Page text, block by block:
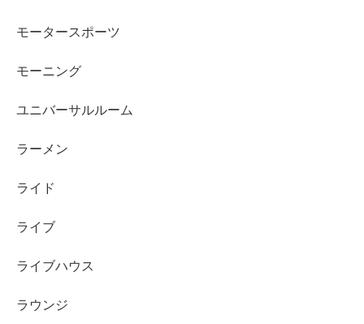
モータースポーツ
モーニング
ユニバーサルルーム
ラーメン
ライド
ライブ
ライブハウス
ラウンジ